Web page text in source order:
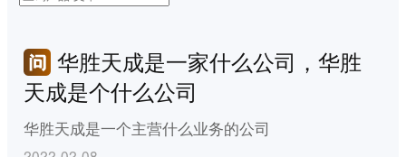
华胜天成是一家什么公司，华胜
天成是个什么公司
华胜天成是一个主营什么业务的公司